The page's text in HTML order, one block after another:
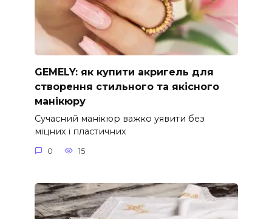
GEMELY: як купити акригель для
створення стильного та якісного
манікюру
Сучасний манікюр важко уявити без
міцних і пластичних
0 15